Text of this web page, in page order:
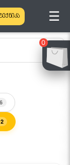
0
☰